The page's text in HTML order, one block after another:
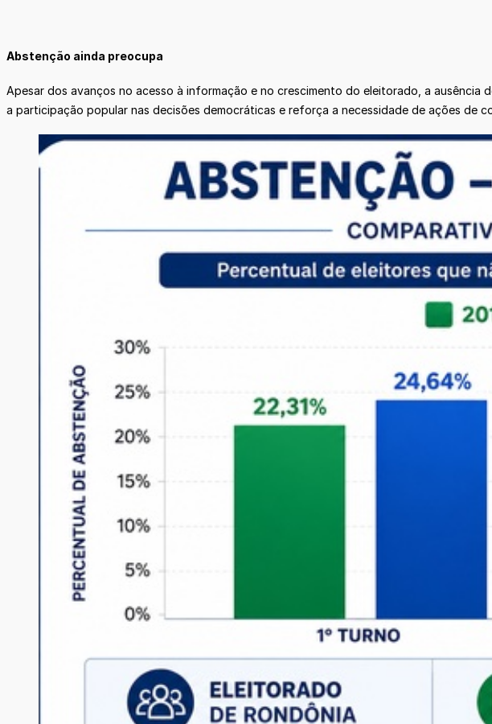
Abstenção ainda preocupa
Apesar dos avanços no acesso à informação e no crescimento do eleitorado, a ausência
a participação popular nas decisões democráticas e reforça a necessidade de ações de